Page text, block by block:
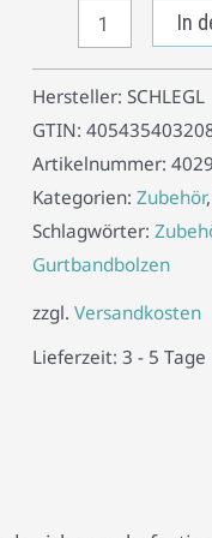
In
Hersteller: SCHLEGL
GTIN:
Artikelnummer:
Kategorien: Zubehör,
Schlagwörter:
Gurtbandbolzen
zzgl. Versandkosten
Lieferzeit: 3 - 5 Tage